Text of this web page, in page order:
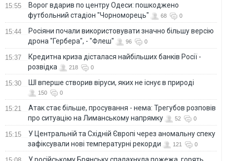
15:55
Ворог вдарив по центру Одеси: пошкоджено
футбольний стадіон "Чорноморець"
68 0
15:44
Росіяни почали використовувати значно більшу версію
дрона "Гербера", - "Флеш"
96 0
15:37
Кредитна криза дісталася найбільших банків Росії -
розвідка
218 0
15:30 ШІ вперше створив віруси, яких не існує в природі
150 0
15:21
Атак стає більше, просування - нема: Трегубов розповів
про ситуацію на Лиманському напрямку
52 0
15:15
У Центральній та Східній Європі через аномальну спеку
зафіксували нові температурні рекорди
121 0